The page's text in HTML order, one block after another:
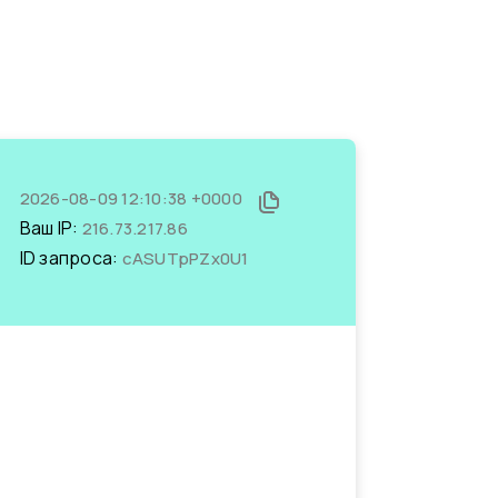
2026-08-09 12:10:38 +0000
Ваш IP: 216.73.217.86
ID запроса: cASUTpPZx0U1